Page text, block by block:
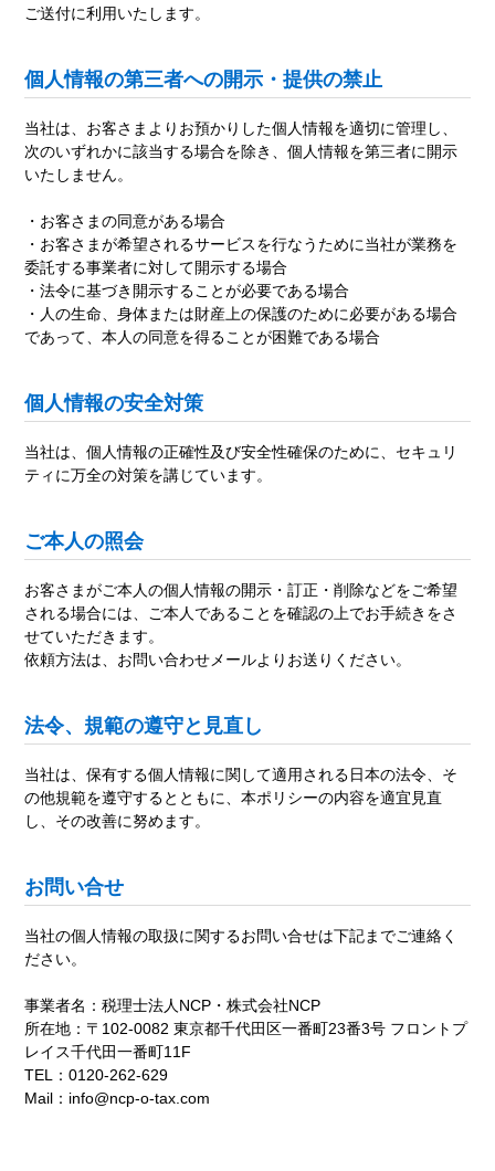
ご送付に利用いたします。
個人情報の第三者への開示・提供の禁止
当社は、お客さまよりお預かりした個人情報を適切に管理し、
次のいずれかに該当する場合を除き、個人情報を第三者に開示
いたしません。
・お客さまの同意がある場合
・お客さまが希望されるサービスを行なうために当社が業務を
委託する事業者に対して開示する場合
・法令に基づき開示することが必要である場合
・人の生命、身体または財産上の保護のために必要がある場合
であって、本人の同意を得ることが困難である場合
個人情報の安全対策
当社は、個人情報の正確性及び安全性確保のために、セキュリ
ティに万全の対策を講じています。
ご本人の照会
お客さまがご本人の個人情報の開示・訂正・削除などをご希望
される場合には、ご本人であることを確認の上でお手続きをさ
せていただきます。
依頼方法は、お問い合わせメールよりお送りください。
法令、規範の遵守と見直し
当社は、保有する個人情報に関して適用される日本の法令、そ
の他規範を遵守するとともに、本ポリシーの内容を適宜見直
し、その改善に努めます。
お問い合せ
当社の個人情報の取扱に関するお問い合せは下記までご連絡く
ださい。
事業者名：税理士法人NCP・株式会社NCP
所在地：〒102-0082 東京都千代田区一番町23番3号 フロントプ
レイス千代田一番町11F
TEL：0120-262-629
Mail： info@ncp-o-tax.com